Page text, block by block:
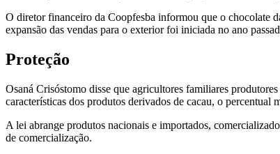
O diretor financeiro da Coopfesba informou que o chocolate
expansão das vendas para o exterior foi iniciada no ano
Proteção
Osaná Crisóstomo disse que agricultores familiares
características dos produtos derivados de cacau, o
A lei abrange produtos nacionais e importados,
de comercialização.